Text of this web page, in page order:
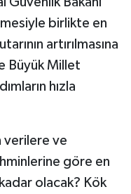
birlikte en
artırılmasına
Büyük Millet
hızla
verilere ve
göre en
olacak? Kök